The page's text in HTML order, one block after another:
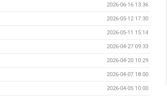
2026-06-16 13:36
2026-05-12 17:30
2026-05-11 15:14
2026-04-27 09:33
2026-04-20 10:29
2026-04-07 18:00
2026-04-05 10:00